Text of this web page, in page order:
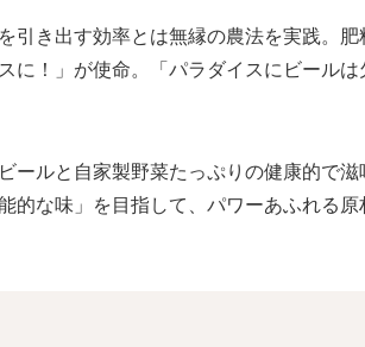
引き出す効率とは無縁の農法を実践。
に！」が使命。「パラダイスにビールは
ールと自家製野菜たっぷりの健康的で滋
的な味」を目指して、パワーあふれる